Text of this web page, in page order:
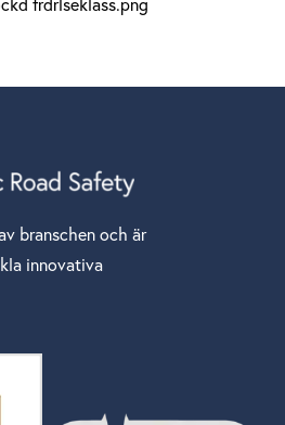
branschen och är
innovativa